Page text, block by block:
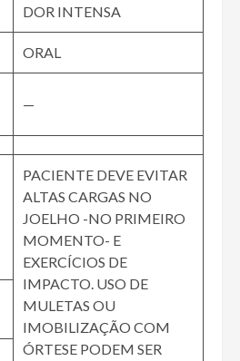
DOR INTENSA
ORAL
—
PACIENTE DEVE EVITAR
ALTAS CARGAS NO
JOELHO -NO PRIMEIRO
MOMENTO- E
EXERCÍCIOS DE
IMPACTO. USO DE
MULETAS OU
IMOBILIZAÇÃO COM
ÓRTESE PODEM SER